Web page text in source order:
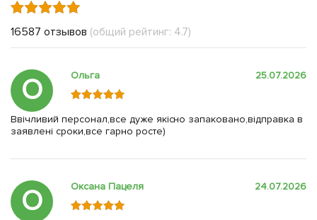
16587 отзывов (общий рейтинг: 4.7)
О Ольга 25.07.2026
Ввічливий персонал,все дуже якісно запаковано,відправка в
заявлені сроки,все гарно росте)
О Оксана Пацеля 24.07.2026